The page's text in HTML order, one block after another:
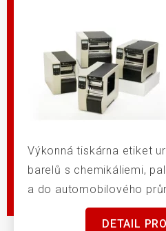
Výkonná tiskárna etiket
barelů s chemikáliemi,
a do automobilového
DETAIL